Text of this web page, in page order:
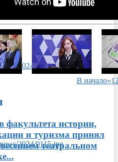
В начало«1
факультета истории,
и туризма принял
театральном